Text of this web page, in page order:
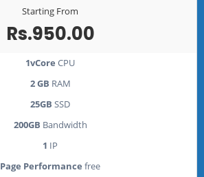
Starting From
Rs.950.00
1vCore CPU
2 GB RAM
25GB SSD
200GB Bandwidth
1 IP
Page Performance free